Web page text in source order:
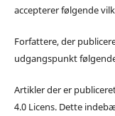
accepterer følgende
Forfattere, der
udgangspunkt
Artikler der er
4.0 Licens. Dette